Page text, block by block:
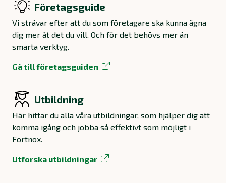
Företagsguide
Vi strävar efter att du som företagare ska kunna ägna
dig mer åt det du vill. Och för det behövs mer än
smarta verktyg.
Gå till företagsguiden
Utbildning
Här hittar du alla våra utbildningar, som hjälper dig att
komma igång och jobba så effektivt som möjligt i
Fortnox.
Utforska utbildningar